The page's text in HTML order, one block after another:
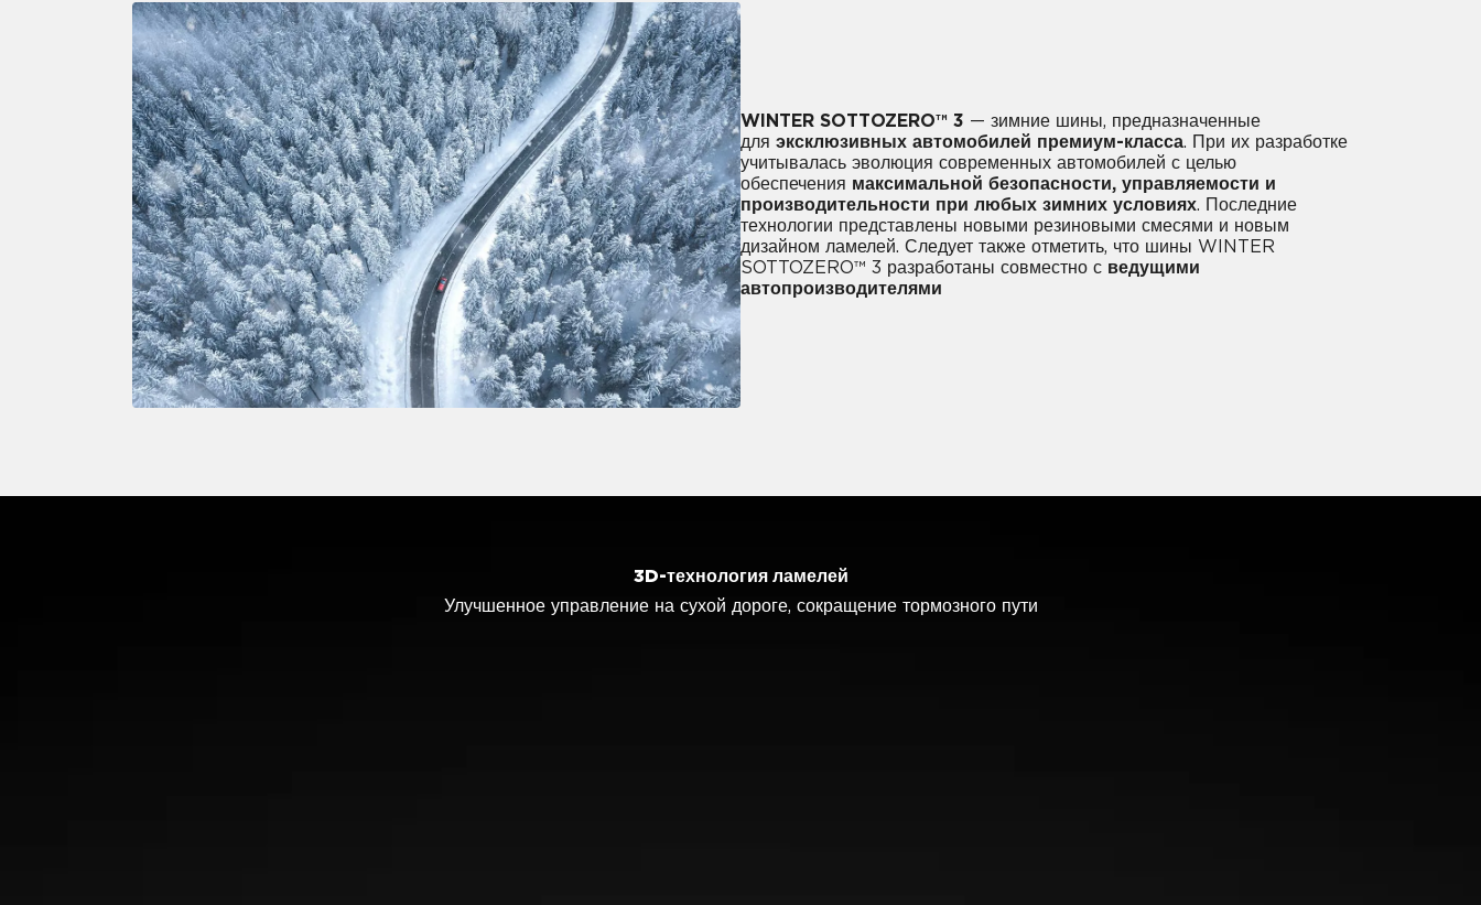
WINTER SOTTOZERO™ 3 — зимние шины, предназначенные
для эксклюзивных автомобилей премиум-класса. При их разработке
учитывалась эволюция современных автомобилей с целью
обеспечения максимальной безопасности, управляемости и
производительности при любых зимних условиях. Последние
технологии представлены новыми резиновыми смесями и новым
дизайном ламелей. Следует также отметить, что шины WINTER
SOTTOZERO™ 3 разработаны совместно с ведущими
автопроизводителями
3D-технология ламелей
Улучшенное управление на сухой дороге, сокращение тормозного пути
Отличная управляемость на мокрой поверхности и эффективность торможения
Повышенное сцепление на снегу
Улучшенное сцепление на заснеженной дороге